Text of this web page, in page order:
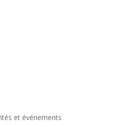
et événements